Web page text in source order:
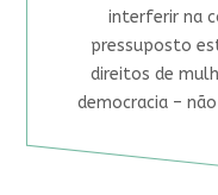
interferir na
pressuposto
direitos de
democracia –